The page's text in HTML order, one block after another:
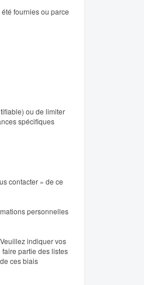
fournies ou parce
ou de limiter
spécifiques
contacter » de ce
personnelles
indiquer vos
partie des listes
ces biais